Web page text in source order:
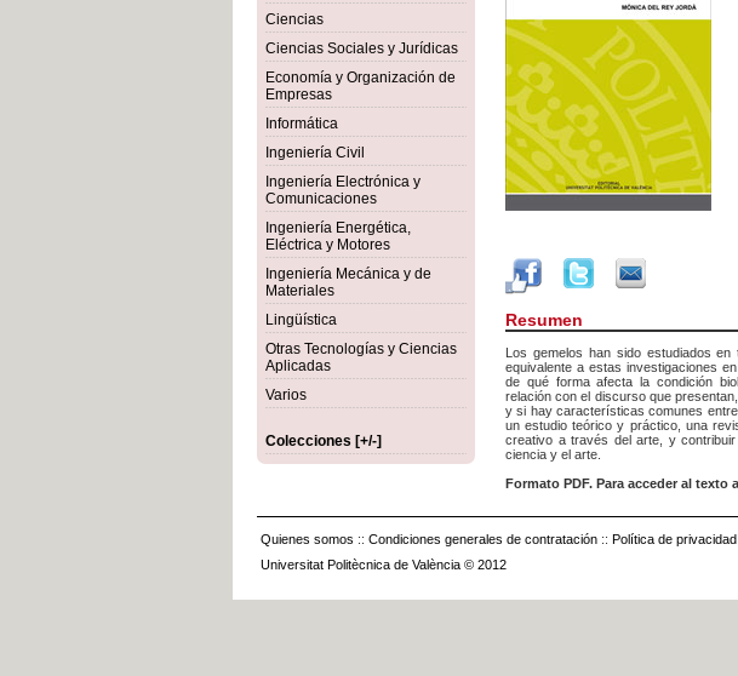
Ciencias
Ciencias Sociales y Jurídicas
Economía y Organización de
Empresas
Informática
Ingeniería Civil
Ingeniería Electrónica y
Comunicaciones
Ingeniería Energética,
Eléctrica y Motores
Ingeniería Mecánica y de
Materiales
Lingüística
Otras Tecnologías y Ciencias
Aplicadas
Varios
Colecciones [+/-]
Resumen
Los gemelos han sido estudiados
equivalente a estas investigaciones
de qué forma afecta la condición
relación con el discurso que
y si hay características comunes
un estudio teórico y práctico, una
creativo a través del arte, y
ciencia y el arte.
Formato PDF. Para acceder al texto
Quienes somos :: Condiciones generales de contratación :: Política de privacidad
Universitat Politècnica de València © 2012